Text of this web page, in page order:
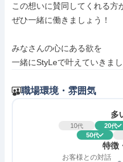
この想いに賛同してくれる方
ぜひ一緒に働きましょう！
みなさんの心にある欲を
一緒にStyLeで叶えていきまし
職場環境・雰囲気
多
10代 20代
50代
特徴
お客様との対話